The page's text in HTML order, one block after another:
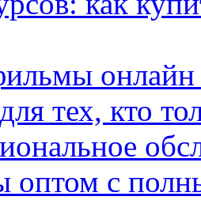
онлайн
тех, кто
оптом с